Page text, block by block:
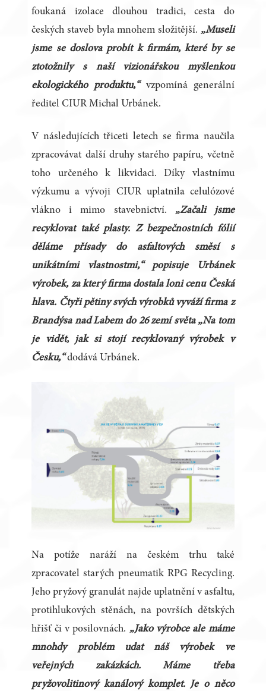
foukaná izolace dlouhou tradici, cesta do
českých staveb byla mnohem složitější. „Museli
jsme se doslova probít k firmám, které by se
ztotožnily s naší vizionářskou myšlenkou
ekologického produktu,“ vzpomíná generální
ředitel CIUR Michal Urbánek.
V následujících třiceti letech se firma naučila
zpracovávat další druhy starého papíru, včetně
toho určeného k likvidaci. Díky vlastnímu
výzkumu a vývoji CIUR uplatnila celulózové
vlákno i mimo stavebnictví. „Začali jsme
recyklovat také plasty. Z bezpečnostních fólií
děláme přísady do asfaltových směsí s
unikátními vlastnostmi,“ popisuje Urbánek
výrobek, za který firma dostala loni cenu Česká
hlava. Čtyři pětiny svých výrobků vyváží firma z
Brandýsa nad Labem do 26 zemí světa „Na tom
je vidět, jak si stojí recyklovaný výrobek v
Česku,“ dodává Urbánek.
Na potíže naráží na českém trhu také
zpracovatel starých pneumatik RPG Recycling.
Jeho pryžový granulát najde uplatnění v asfaltu,
protihlukových stěnách, na površích dětských
hřišť či v posilovnách. „Jako výrobce ale máme
mnohdy problém udat náš výrobek ve
veřejných zakázkách. Máme třeba
pryžovolitinový kanálový komplet. Je o něco